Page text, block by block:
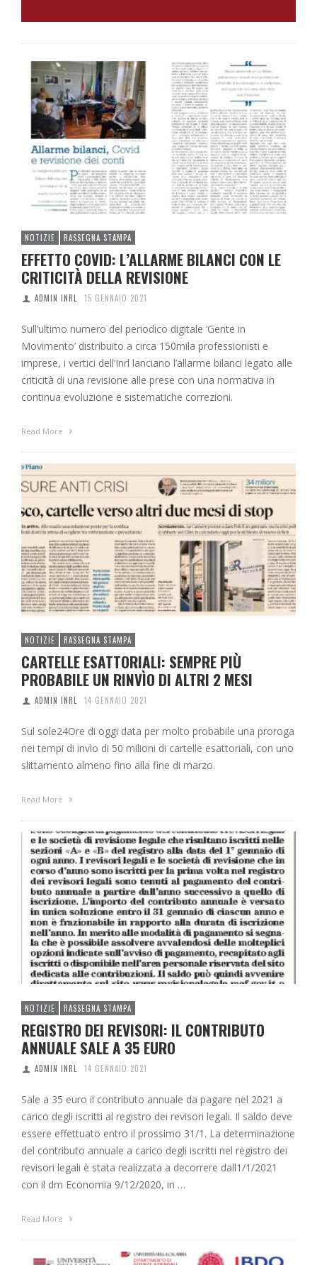
NOTIZIE RASSEGNA STAMPA
EFFETTO COVID: L’ALLARME BILANCI CON LE
CRITICITÀ DELLA REVISIONE
ADMIN INRL 15 GENNAIO 2021
Sull’ultimo numero del periodico digitale ‘Gente in
Movimento’ distribuito a circa 150mila professionisti e
imprese, i vertici dell’Inrl lanciano l’allarme bilanci legato alle
criticità di una revisione alle prese con una normativa in
continua evoluzione e sistematiche correzioni.
Read More
NOTIZIE RASSEGNA STAMPA
CARTELLE ESATTORIALI: SEMPRE PIÙ
PROBABILE UN RINVÌO DI ALTRI 2 MESI
ADMIN INRL 14 GENNAIO 2021
Sul sole24Ore di oggi data per molto probabile una proroga
nei tempi di invìo di 50 milioni di cartelle esattoriali, con uno
slittamento almeno fino alla fine di marzo.
Read More
NOTIZIE RASSEGNA STAMPA
REGISTRO DEI REVISORI: IL CONTRIBUTO
ANNUALE SALE A 35 EURO
ADMIN INRL 14 GENNAIO 2021
Sale a 35 euro il contributo annuale da pagare nel 2021 a
carico degli iscritti al registro dei revisori legali. Il saldo deve
essere effettuato entro il prossimo 31/1. La determinazione
del contributo annuale a carico degli iscritti nel registro dei
revisori legali è stata realizzata a decorrere dall1/1/2021
con il dm Economia 9/12/2020, in …
Read More